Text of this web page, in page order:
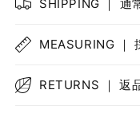
SHIPPING ｜ 通
MEASURING ｜
RETURNS ｜ 返